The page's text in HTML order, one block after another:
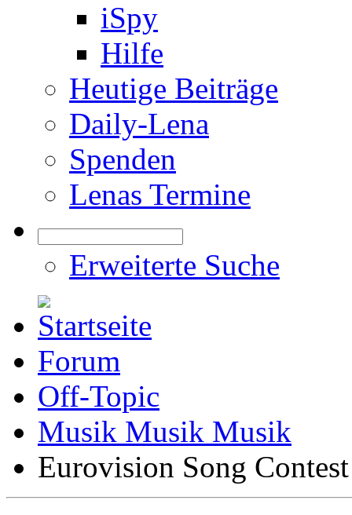
iSpy
Hilfe
Heutige Beiträge
Daily-Lena
Spenden
Lenas Termine
Erweiterte Suche
Forum
Off-Topic
Musik Musik Musik
Eurovision Song Contest